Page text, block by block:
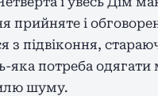
прийняте і
з підвіконня,
яка потреба
шуму.